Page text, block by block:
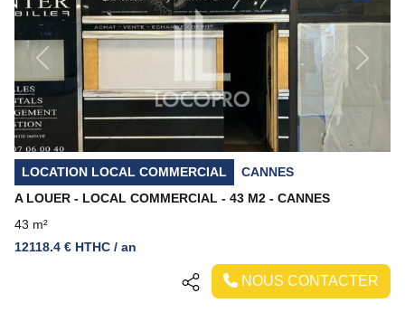
Previous Next
LOCATION LOCAL COMMERCIAL
CANNES
A LOUER - LOCAL COMMERCIAL - 43 M2 - CANNES
43 m²
12118.4 € HTHC / an
NOUS CONTACTER